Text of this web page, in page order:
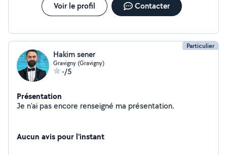
Voir le profil Contacter
Particulier
Hakim sener
Gravigny (Gravigny)
-/5
Présentation
Je n'ai pas encore renseigné ma présentation.
Aucun avis pour l'instant